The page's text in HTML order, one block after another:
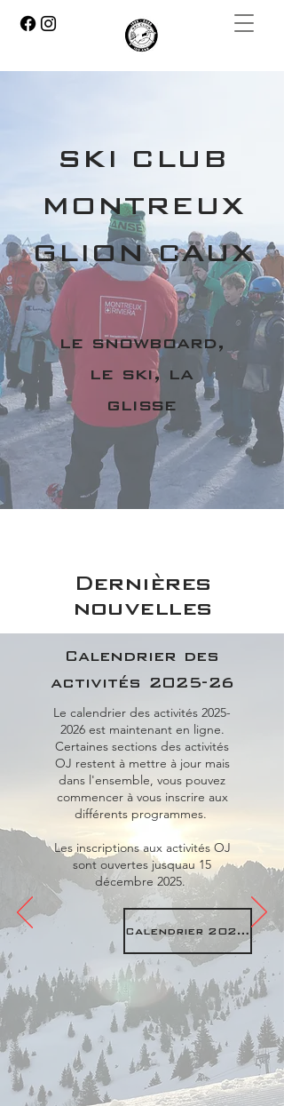
SKI CLUB
MONTREUX
GLION CAUX
le snowboard,
le ski, la
glisse
Dernières
nouvelles
Calendrier des
activités 2025-26
Le calendrier des activités 2025-
2026est maintenant en ligne.
Certaines sections des activités
OJ restent à mettre à jour mais
dans l'ensemble, vous pouvez
commencer à vous inscrire aux
différents programmes.
Les inscriptions aux activités OJ
sont ouvertes jusquau 15
décembre 2025.
Calendrier 2025-2026